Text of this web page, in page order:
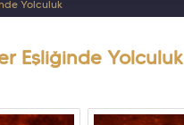
Yolculuk
Eşliğinde Yolculuk